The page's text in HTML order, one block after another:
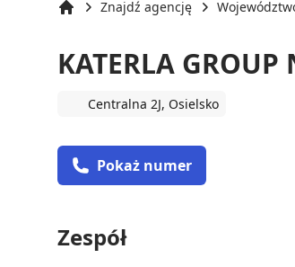
Znajdź agencję
KATERLA
Centralna 2J, Osielsko
Pokaż numer
Zespół